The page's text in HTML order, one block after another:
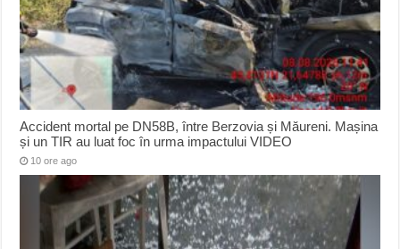
Accident mortal pe DN58B, între Berzovia și Măureni. Mașina
și un TIR au luat foc în urma impactului VIDEO
10 ore ago